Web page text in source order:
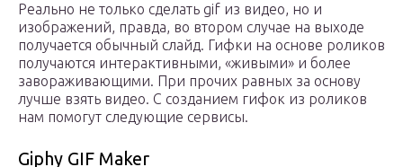
Реально не только сделать gif из видео, но и
изображений, правда, во втором случае на выходе
получается обычный слайд. Гифки на основе роликов
получаются интерактивными, «живыми» и более
завораживающими. При прочих равных за основу
лучше взять видео. С созданием гифок из роликов
нам помогут следующие сервисы.
Giphy GIF Maker